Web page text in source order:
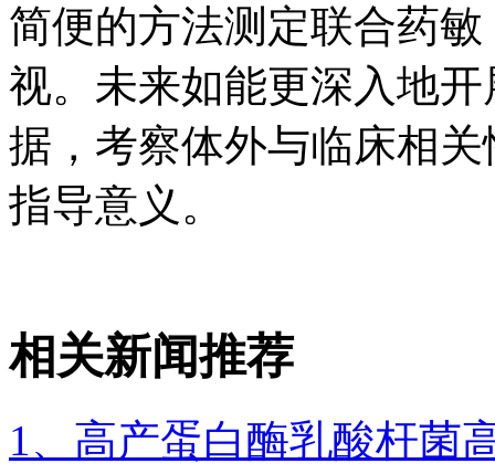
简便的方法测定联合药
视。未来如能更深入地
据，考察体外与临床相
指导意义。
相关新闻推荐
1、高产蛋白酶乳酸杆菌